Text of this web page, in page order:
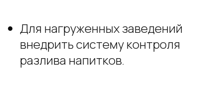
Для нагруженных заведений
внедрить систему контроля
разлива напитков.